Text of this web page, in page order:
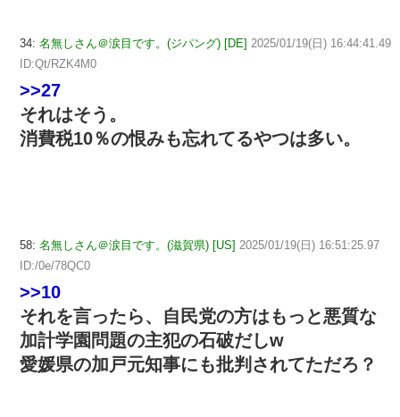
34: 名無しさん＠涙目です。(ジパング) [DE] 2025/01/19(日) 16:44:41.49
ID:Qt/RZK4M0
>>27
それはそう。
消費税10％の恨みも忘れてるやつは多い。
58: 名無しさん＠涙目です。(滋賀県) [US] 2025/01/19(日) 16:51:25.97
ID:/0e/78QC0
>>10
それを言ったら、自民党の方はもっと悪質な
加計学園問題の主犯の石破だしw
愛媛県の加戸元知事にも批判されてただろ？